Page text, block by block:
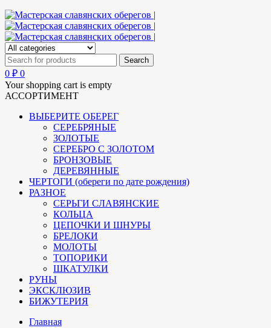
0 ₽ 0
Your shopping cart is empty
АССОРТИМЕНТ
ВЫБЕРИТЕ ОБЕРЕГ
СЕРЕБРЯНЫЕ
ЗОЛОТЫЕ
СЕРЕБРО С ЗОЛОТОМ
БРОНЗОВЫЕ
ДЕРЕВЯННЫЕ
ЧЕРТОГИ (обереги по дате рождения)
РАЗНОЕ
СЕРЬГИ СЛАВЯНСКИЕ
КОЛЬЦА
ЦЕПОЧКИ И ШНУРЫ
БРЕЛОКИ
МОЛОТЫ
ТОПОРИКИ
ШКАТУЛКИ
РУНЫ
ЭКСКЛЮЗИВ
БИЖУТЕРИЯ
Главная